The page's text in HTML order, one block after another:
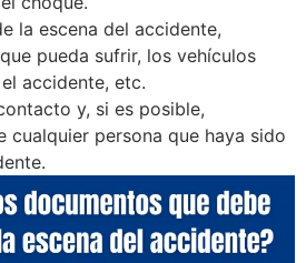
la escena del accidente,
pueda sufrir, los vehículos
accidente, etc.
y, si es posible,
cualquier persona que haya sido